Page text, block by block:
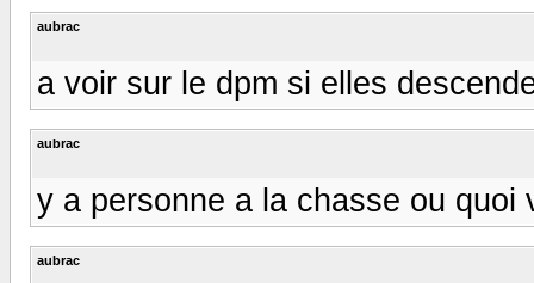
aubrac
a voir sur le dpm si elles
aubrac
y a personne a la chasse ou
aubrac